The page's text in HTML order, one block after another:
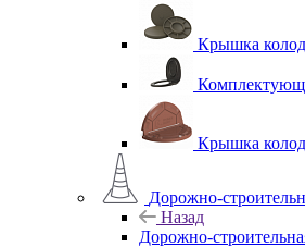
Крышка
Крышка
Дорожно-
Назад
Дорожно-